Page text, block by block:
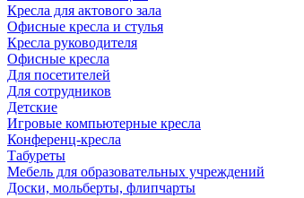
Кресла для актового зала
Офисные кресла и стулья
Кресла руководителя
Офисные кресла
Для посетителей
Для сотрудников
Детские
Игровые компьютерные кресла
Конференц-кресла
Табуреты
Мебель для образовательных учреждений
Доски, мольберты, флипчарты